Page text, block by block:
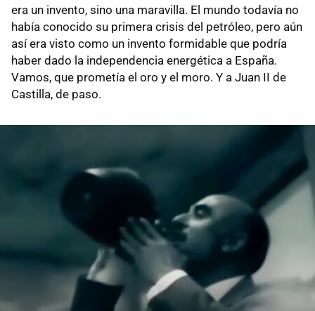
era un invento, sino una maravilla. El mundo todavía no
había conocido su primera crisis del petróleo, pero aún
así era visto como un invento formidable que podría
haber dado la independencia energética a España.
Vamos, que prometía el oro y el moro. Y a Juan II de
Castilla, de paso.